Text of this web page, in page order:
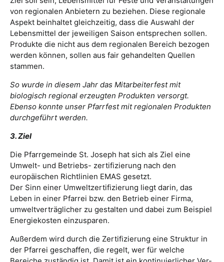
von regionalen Anbietern zu beziehen. Diese regionale
Aspekt beinhaltet gleichzeitig, dass die Auswahl der
Lebensmittel der jeweiligen Saison entsprechen sollen.
Produkte die nicht aus dem regionalen Bereich bezogen
werden können, sollen aus fair gehandelten Quellen
stammen.
So wurde in diesem Jahr das Mitarbeiterfest mit
biologisch regional erzeugten Produkten versorgt.
Ebenso konnte unser Pfarrfest mit regionalen Produkten
durchgeführt werden.
3. Ziel
Die Pfarrgemeinde St. Joseph hat sich als Ziel eine
Umwelt- und Betriebs- zertifizierung nach den
europäischen Richtlinien EMAS gesetzt.
Der Sinn einer Umweltzertifizierung liegt darin, das
Leben in einer Pfarrei bzw. den Betrieb einer Firma,
umweltverträglicher zu gestalten und dabei zum Beispiel
Energiekosten einzusparen.
Außerdem wird durch die Zertifizierung eine Struktur in
der Pfarrei geschaffen, die regelt, wer für welche